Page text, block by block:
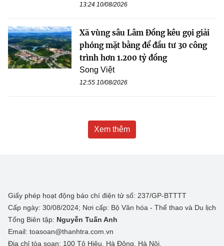
13:24 10/08/2026
Xã vùng sâu Lâm Đồng kêu gọi giải
phóng mặt bằng để đầu tư 30 công
trình hơn 1.200 tỷ đồng
Song Việt
12:55 10/08/2026
Xem thêm
Giấy phép hoạt động báo chí điện tử số: 237/GP-BTTTT
Cấp ngày: 30/08/2024; Nơi cấp: Bộ Văn hóa - Thể thao và Du lịch
Tổng Biên tập: Nguyễn Tuấn Anh
Email: toasoan@thanhtra.com.vn
Địa chỉ tòa soạn: 100 Tô Hiệu, Hà Đông, Hà Nội.